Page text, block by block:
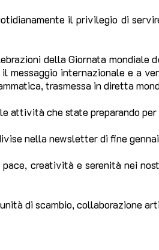
il privilegio di
della Giornata
messaggio internazionale e a
trasmessa in diretta
attività che state preparando
nella newsletter di fine
creatività e serenità nei
di scambio, collaborazione